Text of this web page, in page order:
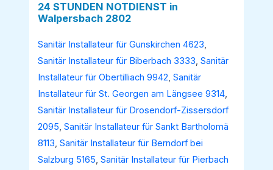
24 STUNDEN NOTDIENST in
Walpersbach 2802
Sanitär Installateur für Gunskirchen 4623,
Sanitär Installateur für Biberbach 3333,Sanitär
Installateur für Obertilliach 9942,Sanitär
Installateur für St. Georgen am Längsee 9314,
Sanitär Installateur für Drosendorf-Zissersdorf
2095,Sanitär Installateur für Sankt Bartholomä
8113,Sanitär Installateur für Berndorf bei
Salzburg 5165,Sanitär Installateur für Pierbach